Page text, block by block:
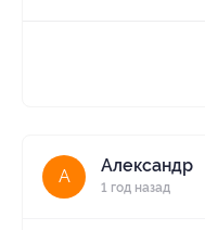
А
Александр
1 год назад